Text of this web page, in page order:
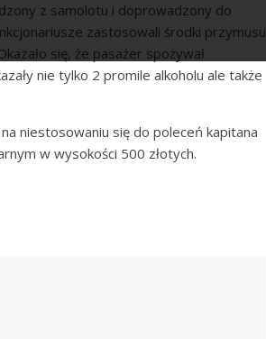
z samolotu i doprowadzony do
zastosowali środki przymusu
się, że pasażer spożywał
nie tylko 2 promile alkoholu ale także
niestosowaniu się do poleceń kapitana
w wysokości 500 złotych.